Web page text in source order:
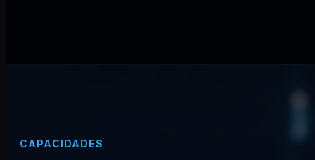
CAPACIDADES